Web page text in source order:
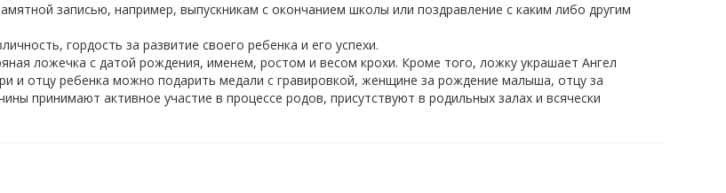
записью, например, выпускникам с окончанием школы или поздравление с каким либо другим
гордость за развитие своего ребенка и его успехи.
ложечка с датой рождения, именем, ростом и весом крохи. Кроме того, ложку украшает Ангел
и отцу ребенка можно подарить медали с гравировкой, женщине за рождение малыша, отцу за
принимают активное участие в процессе родов, присутствуют в родильных залах и всячески